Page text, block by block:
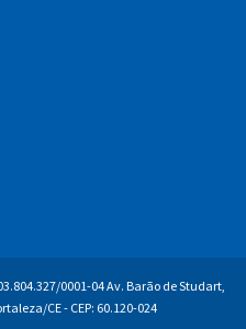
0001-04 Av. Barão de Studart,
CE - CEP: 60.120-024